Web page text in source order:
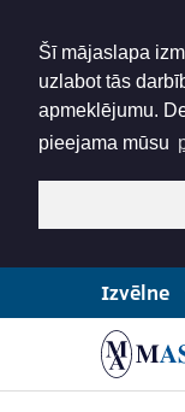
Šī mājaslapa
uzlabot tās
apmeklējumu.
pieejama mūsu
Izvēlne